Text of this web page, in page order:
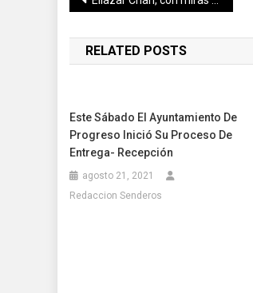
de
entradas
RELATED POSTS
Este Sábado El Ayuntamiento De
Progreso Inició Su Proceso De
Entrega- Recepción
agosto 21, 2021
Redaccion Senderos